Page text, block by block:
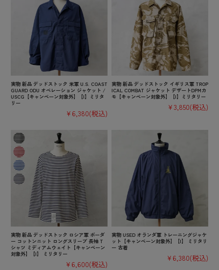
実物 新品 デッドストック 米軍 U.S. COAST
GUARD ODU オペレーション ジャケット /
USCG【キャンペーン対象外】【I】ミリタ
リー
¥6,380(税込)
実物 新品 デッドストック イギリス軍 TROP
ICAL COMBAT ジャケット デザートDPMカ
モ【キャンペーン対象外】【I】ミリタリー
¥3,850(税込)
実物 新品 デッドストック ロシア軍 ボーダ
ー コットンニット ロングスリーブ 長袖 T
シャツ ミディアムウェイト【キャンペーン
対象外】【I】 ミリタリー
¥6,600(税込)
実物 USED オランダ軍 トレーニングジャケ
ット【キャンペーン対象外】【I】 ミリタリ
ー 古着
¥6,380(税込)